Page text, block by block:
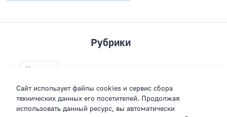
Сайт использует файлы cookies и сервис сбора
технических данных его посетителей. Продолжая
использовать данный ресурс, вы автоматически
Рубрики
Новости